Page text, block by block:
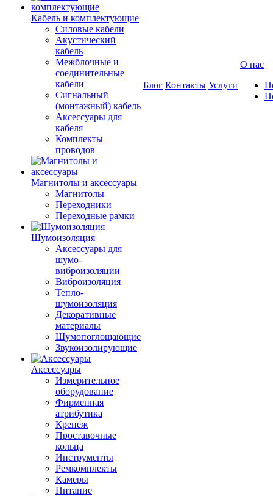
Кабель и комплектующие
Силовые кабели
Акустический
кабель
Межблочные и
соединительные
кабели
Сигнальный
(монтажный) кабель
Аксессуары для
кабеля
Комплекты
проводов
Магнитолы и аксессуары
Магнитолы
Переходники
Переходные рамки
Шумоизоляция
Аксессуары для
шумо-
виброизоляции
Виброизоляция
Тепло-
шумоизоляция
Декоративные
материалы
Шумопоглощающие
Звукоизолирующие
Аксессуары
Измерительное
оборудование
Фирменная
атрибутика
Крепеж
Проставочные
кольца
Инструменты
Ремкомплекты
Камеры
Питание
Блог Контакты Услуги
О нас